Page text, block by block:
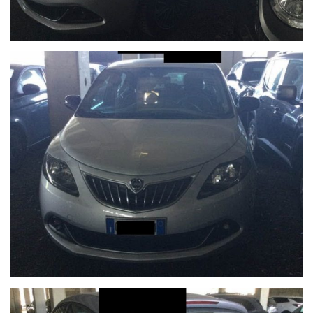
I nostri usati sono rigorosamente controllati e igienizzati prima
della consegna, sono coperti da garanzia di conformità europea
per 12 mesi, usufruibile su tutto il territorio Italiano, estendibile
fino 60 mesi (5 ANNI) con garanzie convenzionali ulteriori.
Ritiriamo o acquistiamo il tuo usato, per richiesta valutazione
descrivere la permuta con marca/modello/km/anno/condizioni
esterne/interne/meccaniche ed allegare delle foto evidenziando
eventuali difetti/lavori da eseguire.
Possibilità di pagamento con finanziamento o leasing in comode
rate personalizzabili, da valutare in sede poichè il calcolatore
automatico del sito è puramente indicativo.
Formule finanziarie anche con maxirata o restituzione dopo 2/3/4
Per gli interessati è gradito contatto telefonico allo 0722810139.
Ci puoi trovare a Sant'Angelo in Vado (PU) presso la nuova sede in
Voc. Calvernazzo n° 3 lungo la SS 73 bis accanto alla stazione di
servizio Beyfin.